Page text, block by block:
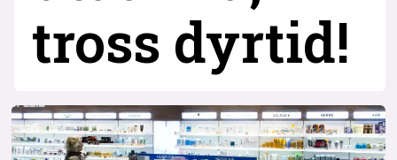
tross dyrtid!